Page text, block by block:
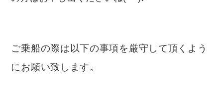
ご乗船の際は以下の事項を厳守して頂くよう
にお願い致します。